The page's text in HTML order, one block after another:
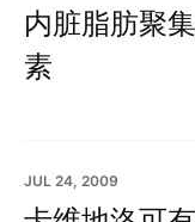
内脏脂肪聚
素
JUL 24, 2009